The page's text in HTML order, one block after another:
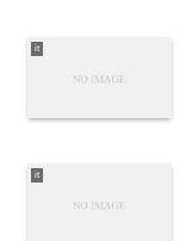
it
it